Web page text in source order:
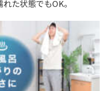
た状態でもOK。